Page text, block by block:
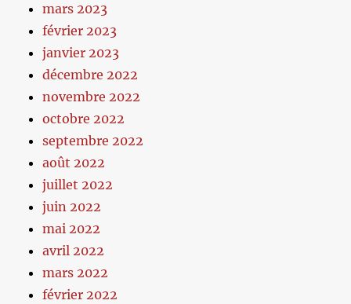
mars 2023
février 2023
janvier 2023
décembre 2022
novembre 2022
octobre 2022
septembre 2022
août 2022
juillet 2022
juin 2022
mai 2022
avril 2022
mars 2022
février 2022